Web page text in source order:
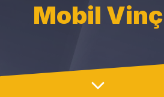
Mobil Vinç